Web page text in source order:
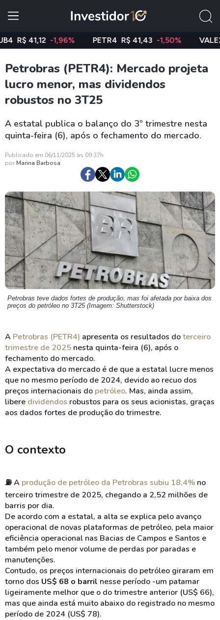
41,12 -1,96% PETR4 R$ 41,43 -1,50% VALE3 R$
Petrobras (PETR4): Mercado projeta
lucro menor, mas dividendos
robustos no 3T25
A estatal publica o balanço do 3º trimestre nesta
quinta-feira (6), após o fechamento do mercado.
Publicado em 06/11/2025 às 09:37h
por Marina Barbosa
Petrobras teve dados fortes de produção, mas foi afetada por baixa dos
preços do petróleo no 3T25 (Imagem: Shutterstock)
A Petrobras (PETR4) apresenta os resultados doterceiro
trimestre de 2025 nesta quinta-feira (6), após o
fechamento do mercado.
A expectativa do mercado é de que a estatal lucre menos
que no mesmo período de 2024, devido ao recuo dos
preços internacionais do petróleo. Mas, ainda assim,
libere dividendos robustos para os seus acionistas, graças
aos dados fortes de produção do trimestre.
O contexto
⛽ A produção de petróleo da Petrobras subiu 18,4% no
terceiro trimestre de 2025, chegando a 2,52 milhões de
barris por dia.
De acordo com a estatal, a alta se explica pelo avanço
operacional de novas plataformas de petróleo, pela maior
eficiência operacional nas Bacias de Campos e Santos e
também pelo menor volume de perdas por paradas e
manutenções.
Contudo, os preços internacionais do petróleo giraram em
torno dos US$ 68 o barril nesse período -um patamar
ligeiramente melhor que o do trimestre anterior (US$ 66),
mas que ainda está muito abaixo do registrado no mesmo
período de 2024 (US$ 78).